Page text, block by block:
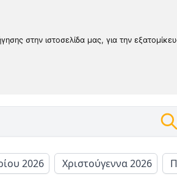
στην ιστοσελίδα μας, για την
2026 Χριστούγεννα 2026